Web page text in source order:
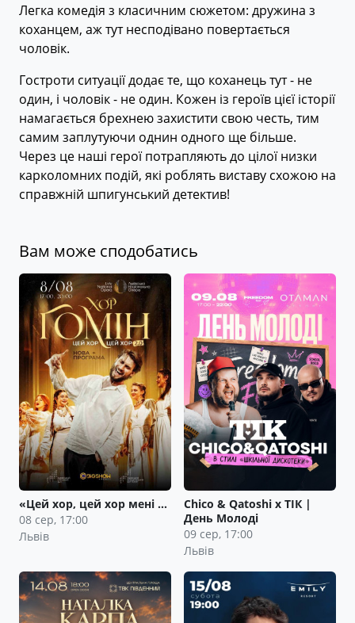
Легка комедія з класичним сюжетом: дружина з
коханцем, аж тут несподівано повертається
чоловік.
Гостроти ситуації додає те, що коханець тут - не
один, і чоловік - не один. Кожен із героїв цієї історії
намагається брехнею захистити свою честь, тим
самим заплутуючи однин одного ще більше.
Через це наші герої потрапляють до цілої низки
карколомних подій, які роблять виставу схожою на
справжній шпигунський детектив!
Вам може сподобатись
«Цей хор, цей хор мені …
08 сер, 17:00
Львів
Сhico & Qatoshi x ТІК |
День Молоді
09 сер, 17:00
Львів